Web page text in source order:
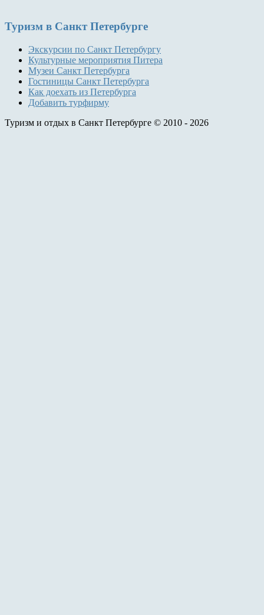
Туризм в Санкт Петербурге
Экскурсии по Санкт Петербургу
Культурные мероприятия Питера
Музеи Санкт Петербурга
Гостиницы Санкт Петербурга
Как доехать из Петербурга
Добавить турфирму
Туризм и отдых в Санкт Петербурге © 2010 - 2026